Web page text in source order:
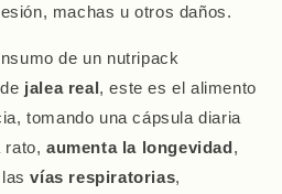
machas u otros daños.
de un nutripack
jalea real, este es el alimento
tomando una cápsula diaria
rato,aumenta la longevidad,
lasvías respiratorias,